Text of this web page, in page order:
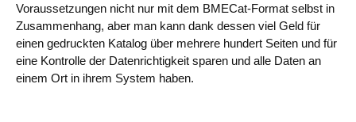
Videos
Was ist PIM
Preis
Voraussetzungen nicht nur mit dem BMECat-Format selbst in
Zusammenhang, aber man kann dank dessen viel Geld für
einen gedruckten Katalog über mehrere hundert Seiten und für
eine Kontrolle der Datenrichtigkeit sparen und alle Daten an
einem Ort in ihrem System haben.